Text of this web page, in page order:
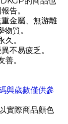
告。
金屬、無游離
質。
久 。
不易疲乏。
善。
與歲數僅供參
實際商品顏色